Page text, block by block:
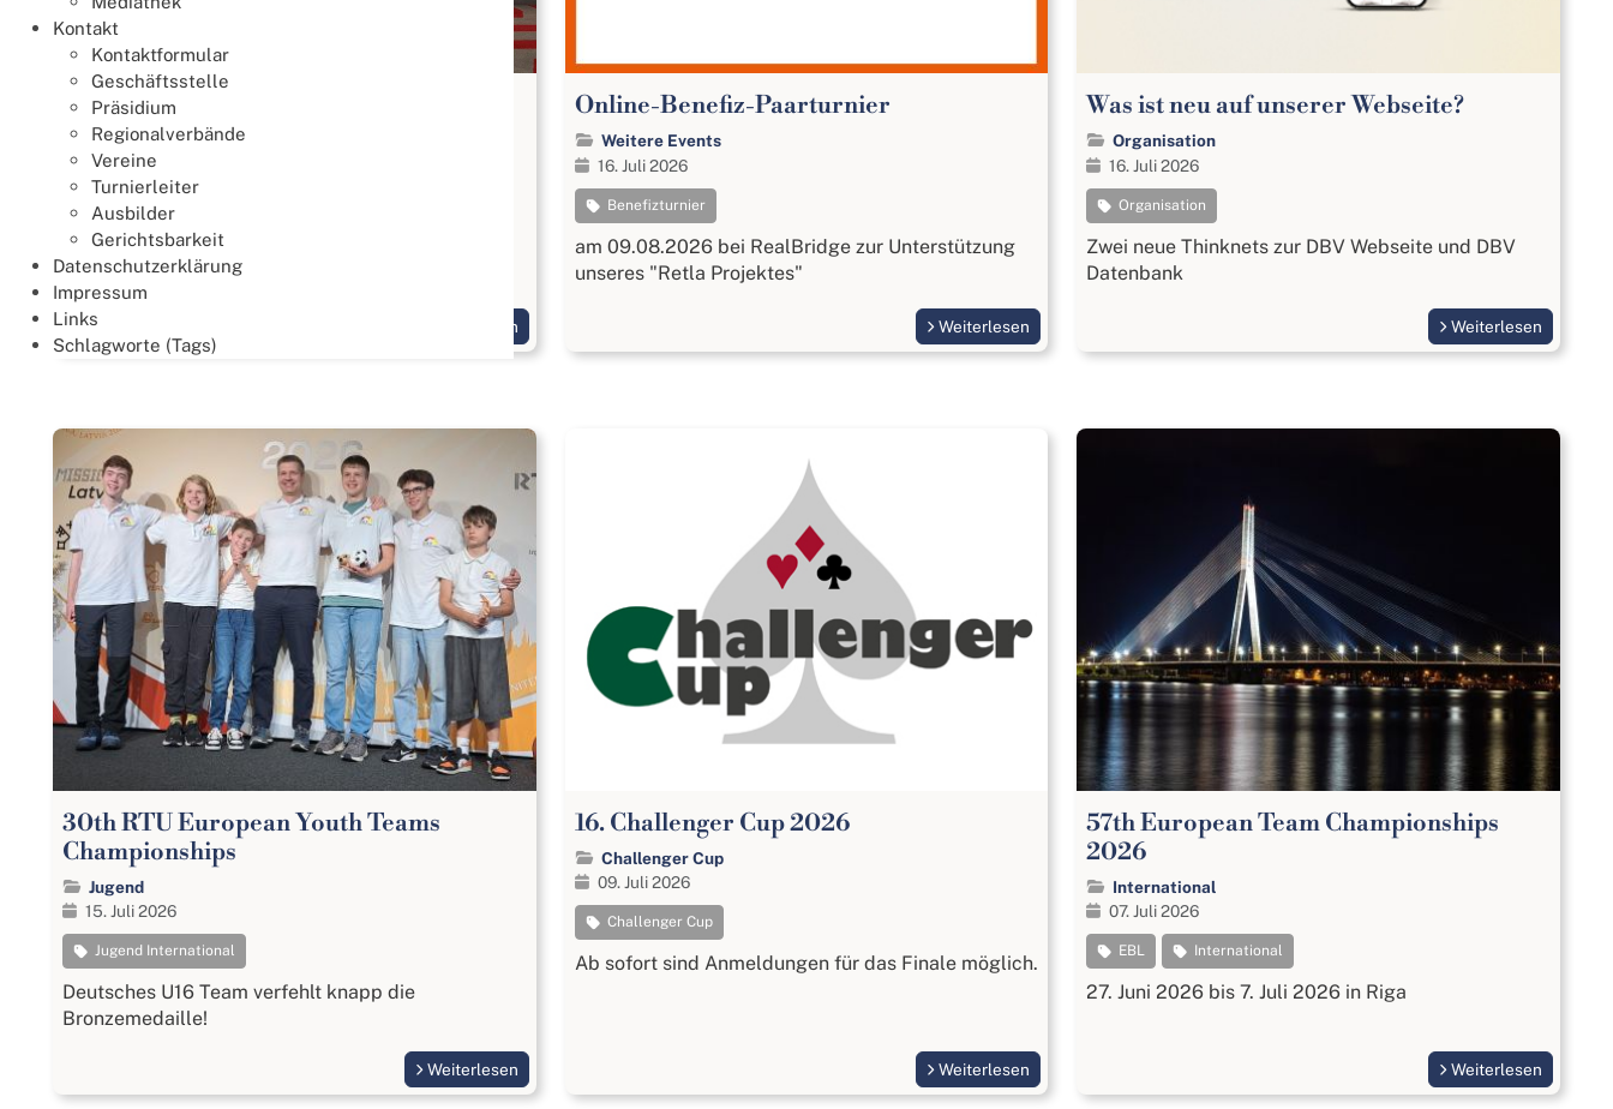
Kontakt
Kontaktformular
Geschäftsstelle
Präsidium
Regionalverbände
Vereine
Turnierleiter
Ausbilder
Gerichtsbarkeit
Datenschutzerklärung
Impressum
Links
Schlagworte (Tags)
19. Deutsche Mixed Teammeisterschaft
2026
Meisterschaften
17. Juli 2026
Meisterschaften
Gold geht an das Team: "Drei Hände und ein Fuß"
Weiterlesen
Online-Benefiz-Paarturnier
Weitere Events
16. Juli 2026
Benefizturnier
am 09.08.2026 bei RealBridge zur Unterstützung
unseres "Retla Projektes"
Weiterlesen
Was ist neu auf unserer Webseite?
Organisation
16. Juli 2026
Organisation
Zwei neue Thinknets zur DBV Webseite und DBV
Datenbank
Weiterlesen
30th RTU European Youth Teams
Championships
Jugend
15. Juli 2026
Jugend International
Deutsches U16 Team verfehlt knapp die
Bronzemedaille!
Weiterlesen
16. Challenger Cup 2026
Challenger Cup
09. Juli 2026
Challenger Cup
Ab sofort sind Anmeldungen für das Finale möglich.
Weiterlesen
57th European Team Championships
2026
International
07. Juli 2026
EBL International
27. Juni 2026 bis 7. Juli 2026 in Riga
Weiterlesen